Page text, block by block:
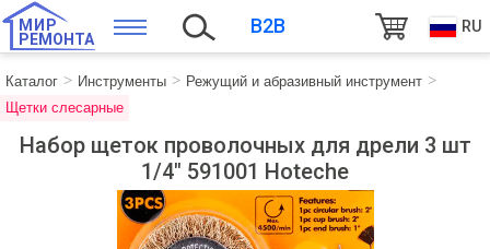
МИР
РЕМОНТА
B2B RU
Каталог Инструменты
Режущий и абразивный инструмент
Щетки слесарные
Набор щеток проволочных для дрели 3 шт
1/4" 591001 Hoteche